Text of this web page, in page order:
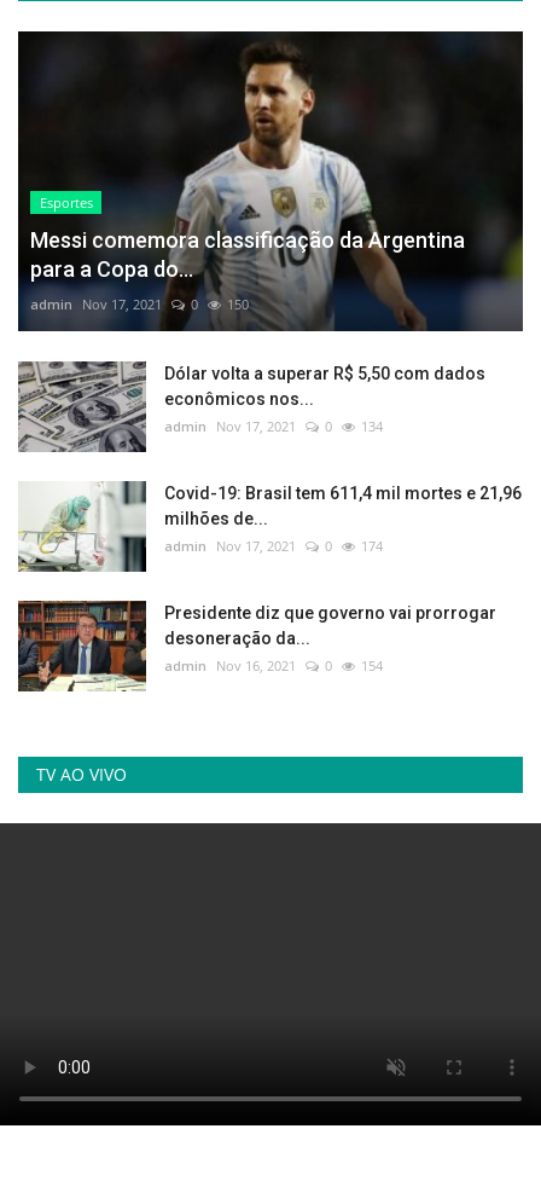
Esportes
Messi comemora classificação da Argentina
para a Copa do...
admin Nov 17, 2021 0 150
Dólar volta a superar R$ 5,50 com dados
econômicos nos...
admin Nov 17, 2021 0 134
Covid-19: Brasil tem 611,4 mil mortes e 21,96
milhões de...
admin Nov 17, 2021 0 174
Presidente diz que governo vai prorrogar
desoneração da...
admin Nov 16, 2021 0 154
TV AO VIVO